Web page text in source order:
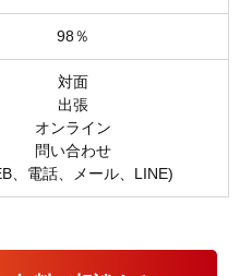
98％
対面
出張
オンライン
問い合わせ
、電話、メール、LINE)